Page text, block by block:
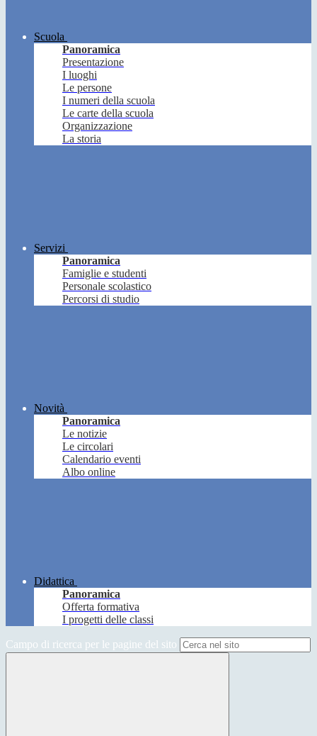
Scuola
Panoramica
Presentazione
I luoghi
Le persone
I numeri della scuola
Le carte della scuola
Organizzazione
La storia
Servizi
Panoramica
Famiglie e studenti
Personale scolastico
Percorsi di studio
Novità
Panoramica
Le notizie
Le circolari
Calendario eventi
Albo online
Didattica
Panoramica
Offerta formativa
I progetti delle classi
Campo di ricerca per le pagine del sito